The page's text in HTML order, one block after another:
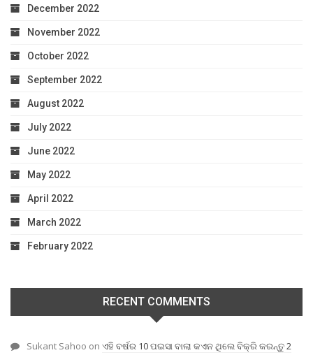
December 2022
November 2022
October 2022
September 2022
August 2022
July 2022
June 2022
May 2022
April 2022
March 2022
February 2022
RECENT COMMENTS
Sukant Sahoo on ଏହି ବର୍ଷର 10 ପଇସା ବାଲା କଏନ ଥିଲେ ବିକ୍ରି କରନ୍ତୁ 2